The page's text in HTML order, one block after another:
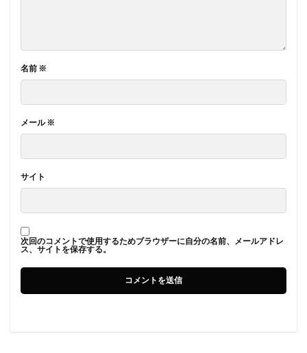
名前 ※
メール※
サイト
次回のコメントで使用するためブラウザーに自分の名前、メールアドレ
ス、サイトを保存する。